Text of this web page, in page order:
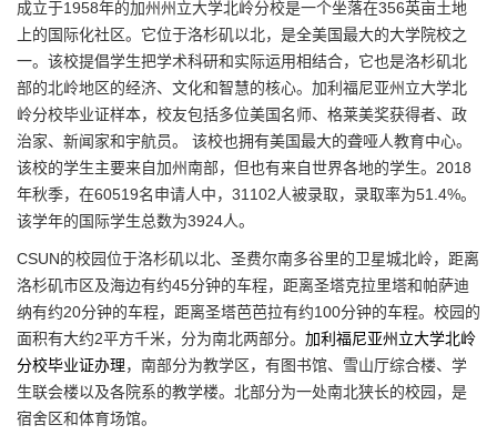
成立于1958年的加州州立大学北岭分校是一个坐落在356英亩土地
上的国际化社区。它位于洛杉矶以北，是全美国最大的大学院校之
一。该校提倡学生把学术科研和实际运用相结合，它也是洛杉矶北
部的北岭地区的经济、文化和智慧的核心。加利福尼亚州立大学北
岭分校毕业证样本，校友包括多位美国名师、格莱美奖获得者、政
治家、新闻家和宇航员。 该校也拥有美国最大的聋哑人教育中心。
该校的学生主要来自加州南部，但也有来自世界各地的学生。2018
年秋季，在60519名申请人中，31102人被录取，录取率为51.4%。
该学年的国际学生总数为3924人。
CSUN的校园位于洛杉矶以北、圣费尔南多谷里的卫星城北岭，距离
洛杉矶市区及海边有约45分钟的车程，距离圣塔克拉里塔和帕萨迪
纳有约20分钟的车程，距离圣塔芭芭拉有约100分钟的车程。校园的
面积有大约2平方千米，分为南北两部分。 加利福尼亚州立大学北岭
分校毕业证办理，南部分为教学区，有图书馆、雪山厅综合楼、学
生联会楼以及各院系的教学楼。北部分为一处南北狭长的校园，是
宿舍区和体育场馆。